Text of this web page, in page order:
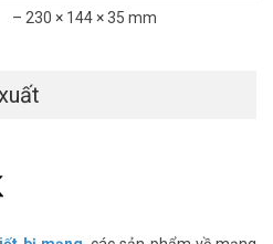
– (FAQ)
V5 có phủ sóng tốt
phủ sóng rộng, ổn định.
hạn chế điểm yếu sóng.
– 230 × 144 × 35 mm